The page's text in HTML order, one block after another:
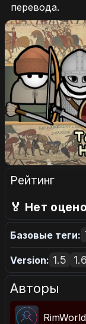
перевода.
Рейтинг
🏅 Нет
Базовые теги:
Version: 1.5 1.6
Авторы